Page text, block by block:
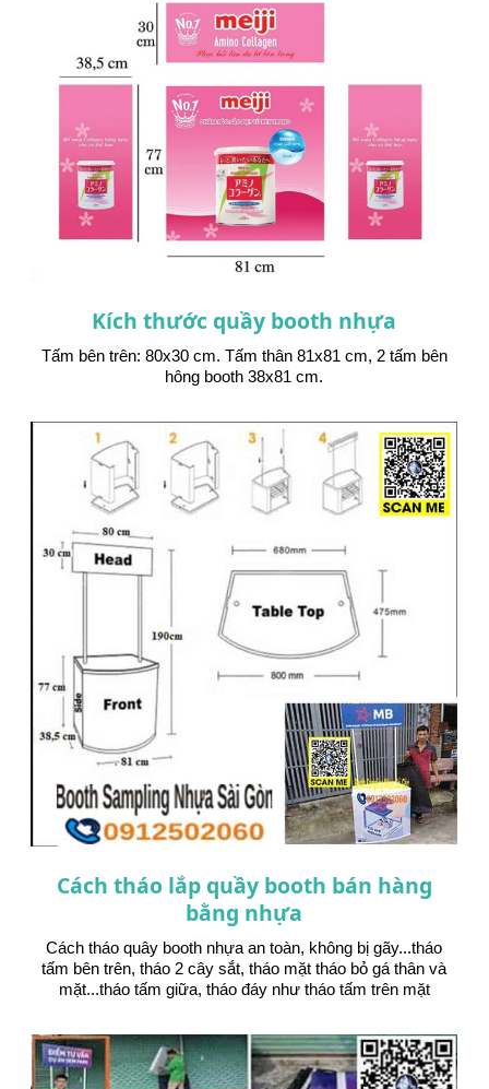
Kích thước quầy booth nhựa
Tấm bên trên: 80x30 cm. Tấm thân 81x81 cm, 2 tấm bên
hông booth 38x81 cm.
Cách tháo lắp quầy booth bán hàng
bằng nhựa
Cách tháo quây booth nhựa an toàn, không bị gãy...tháo
tấm bên trên, tháo 2 cây sắt, tháo mặt tháo bỏ gá thân và
mặt...tháo tấm giữa, tháo đáy như tháo tấm trên mặt